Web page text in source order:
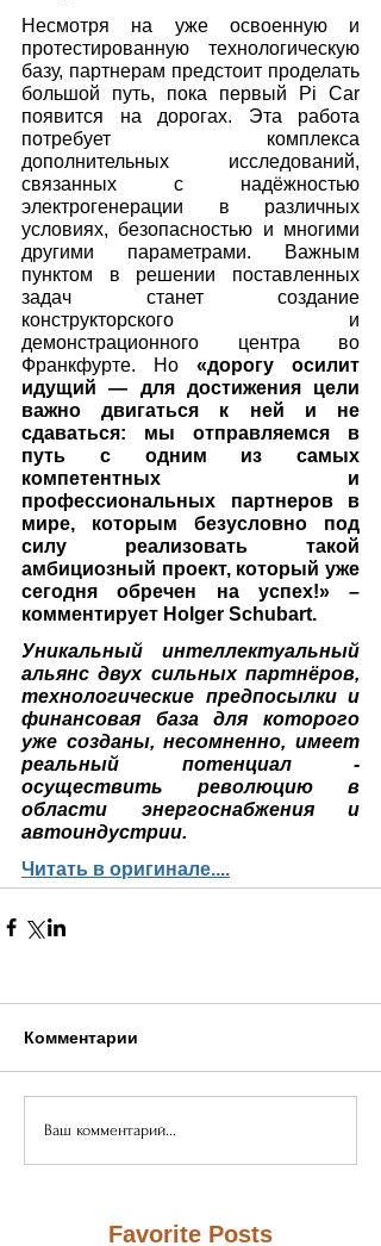
Несмотря на уже освоенную и
протестированную технологическую
базу, партнерам предстоит проделать
большой путь, пока первый Pi Car
появится на дорогах. Эта работа
потребует комплекса
дополнительных исследований,
связанных с надёжностью
электрогенерации в различных
условиях, безопасностью и многими
другими параметрами. Важным
пунктом в решении поставленных
задач станет создание
конструкторского и
демонстрационного центра во
Франкфурте. Но «дорогу осилит
идущий — для достижения цели
важно двигаться к ней и не
сдаваться: мы отправляемся в
путь с одним из самых
компетентных и
профессиональных партнеров в
мире, которым безусловно под
силу реализовать такой
амбициозный проект, который уже
сегодня обречен на успех!» –
комментирует Holger Schubart.
Уникальный интеллектуальный
альянс двух сильных партнёров,
технологические предпосылки и
финансовая база для которого
уже созданы, несомненно, имеет
реальный потенциал -
осуществить революцию в
области энергоснабжения и
автоиндустрии.
Читать в оригинале....
Комментарии
Ваш комментарий...
Favorite Posts